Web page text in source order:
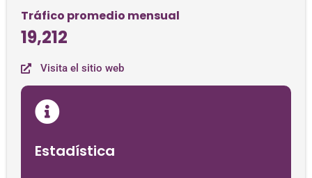
Tráfico promedio mensual
19,212
Visita el sitio web
Estadística